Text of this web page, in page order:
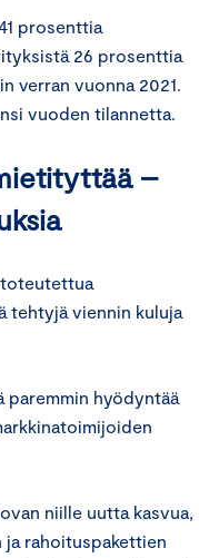
prosenttia
26 prosenttia
verran vuonna 2021.
vuoden tilannetta.
–
tehtyjä viennin kuluja
hyödyntää
niille uutta kasvua,
ja rahoituspakettien